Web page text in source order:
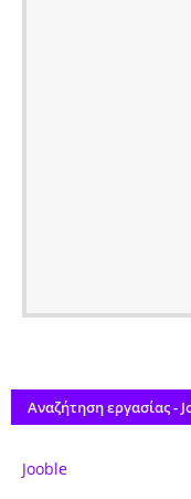
Αναζήτηση εργασίας -
Jooble